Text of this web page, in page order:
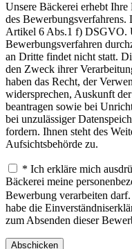
Unsere Bäckerei erhebt
des
Artikel 6 Abs.1 f) DSGVO.
Bewerbungsverfahren
an Dritte findet nicht statt.
den Zweck ihrer
haben das Recht, der
widersprechen, Auskunft
beantragen sowie bei
bei unzulässiger
fordern. Ihnen steht des
Aufsichtsbehörde zu.
* Ich erkläre mich
Bäckerei meine
Bewerbung verarbeiten darf.
habe die
zum Absenden dieser